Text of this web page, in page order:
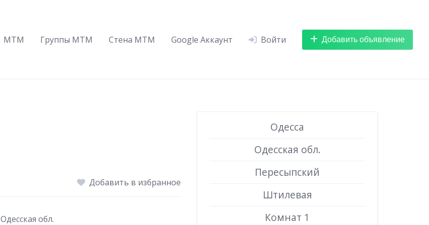
МТМ
Группы МТМ Стена МТМ Google Аккаунт Войти Добавить объявление
Добавить в избранное
Одесская обл.
Одесса
Одесская обл.
Пересыпский
Штилевая
Комнат 1